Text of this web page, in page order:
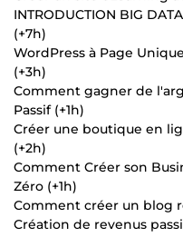
INTRODUCTION BIG
(+7h)
WordPress à Page
(+3h)
Comment gagner de
Passif (+1h)
Créer une boutique en
(+2h)
Comment Créer son
Zéro (+1h)
Comment créer un blog
Création de revenus